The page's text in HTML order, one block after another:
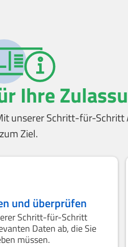
Ihre
unserer Schritt-für-
zum Ziel.
und überprüfen
Schritt-für-Schritt
Daten ab, die Sie
müssen.